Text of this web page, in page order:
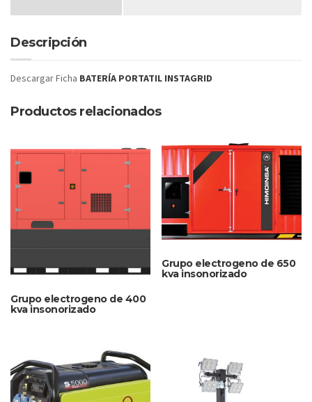
Descripción
Descargar Ficha BATERÍA PORTATIL INSTAGRID
Productos relacionados
Grupo electrogeno de 400
kva insonorizado
Grupo electrogeno de 650
kva insonorizado